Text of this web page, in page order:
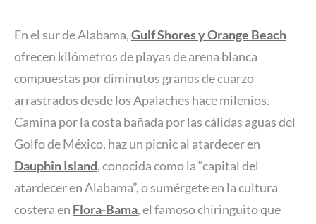
En el sur de Alabama,Gulf Shores y Orange Beach
ofrecen kilómetros de playas de arena blanca
compuestas por diminutos granos de cuarzo
arrastrados desde los Apalaches hace milenios.
Camina por la costa bañada por las cálidas aguas del
Golfo de México, haz un picnic al atardecer en
Dauphin Island, conocida como la “capital del
atardecer en Alabama”, o sumérgete en la cultura
costera en Flora-Bama, el famoso chiringuito que